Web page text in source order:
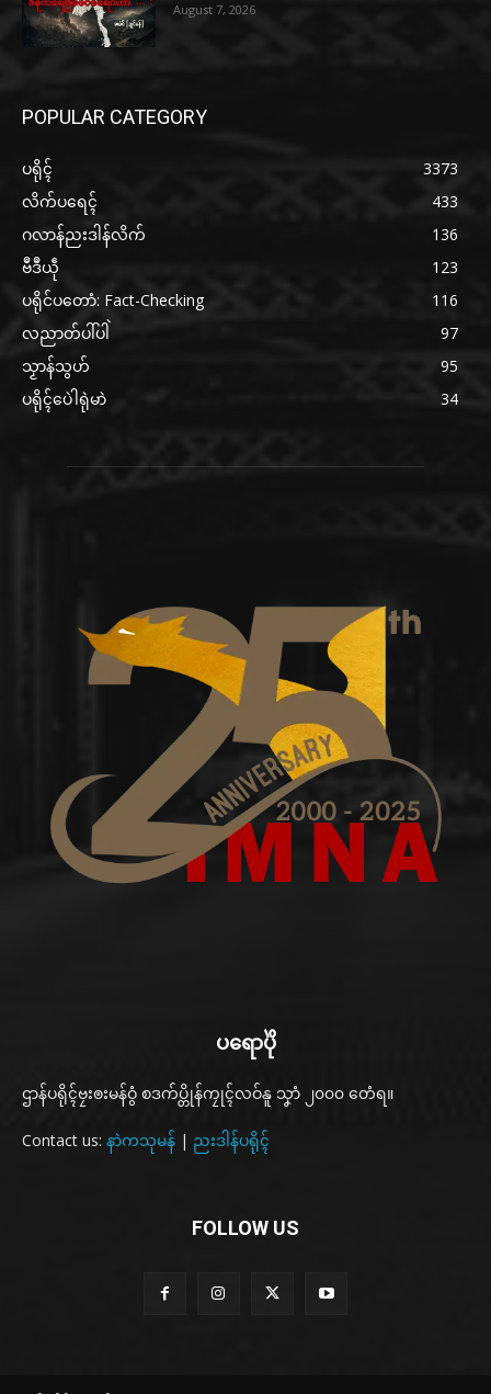
August 7, 2026
POPULAR CATEGORY
ပရိုၚ်
3373
လိက်ပရေၚ်
433
ဂလာန်ညးဒါန်လိက်
136
ဗဳဒဳယဵု
123
ပရိုင်ပတောံ: Fact-Checking
116
လညာတ်ပါ်ပါဲ
97
သၟာန်သွဟ်
95
ပရိုၚ်ပေဲါရုဲမာဲ
34
ပရောပိုဲ
ဌာန်ပရိုၚ်ဗၠးၜးမန်ဝွံ စဒက်ပ္တိုန်ကၠုၚ်လဝ်နူ သၞာံ ၂၀၀၀ တေံရ။
Contact us: နာဲကသုမန် | ညးဒါန်ပရိုၚ်
FOLLOW US